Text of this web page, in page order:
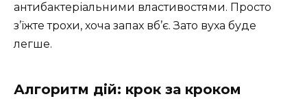
антибактеріальними властивостями. Просто
з’їжте трохи, хоча запах вб’є. Зато вуха буде
легше.
Алгоритм дій: крок за кроком